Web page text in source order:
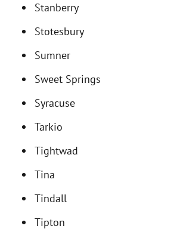
Stanberry
Stotesbury
Sumner
Sweet Springs
Syracuse
Tarkio
Tightwad
Tina
Tindall
Tipton